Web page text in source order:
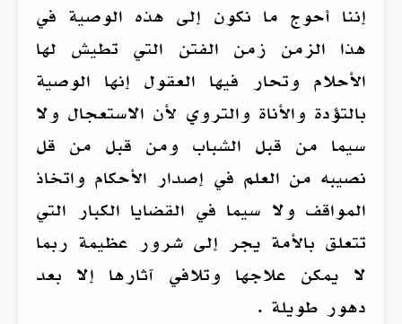
إننا أحوج ما نكون إلى هذه الوصية في
هذا الزمن زمن الفتن التي تطيش لها
الأحلام وتحار فيها العقول إنها الوصية
بالتؤدة والأناة والتروي لأن الاستعجال ولا
سيما من قبل الشباب ومن قبل من قل
نصيبه من العلم في إصدار الأحكام واتخاذ
المواقف ولا سيما في القضايا الكبار التي
تتعلق بالأمة يجر إلى شرور عظيمة ربما
لا يمكن علاجها وتلافي آثارها إلا بعد
دهور طويلة .